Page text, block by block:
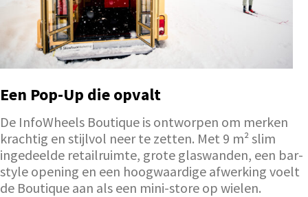
Een Pop-Up die opvalt
De InfoWheels Boutique is ontworpen om merken
krachtig en stijlvol neer te zetten. Met 9 m² slim
ingedeelde retailruimte, grote glaswanden, een bar-
style opening en een hoogwaardige afwerking voelt
de Boutique aan als een mini-store op wielen.